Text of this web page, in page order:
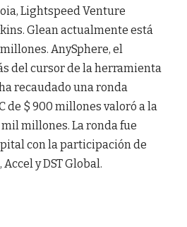
Lightspeed Venture
Glean actualmente está
AnySphere, el
del cursor de la herramienta
recaudado una ronda
de $ 900 millones valoró a la
millones. La ronda fue
con la participación de
y DST Global.